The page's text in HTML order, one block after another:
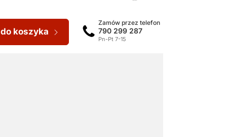
koszyka
Zamów przez telefon
790 299 287
Pn-Pt 7-15